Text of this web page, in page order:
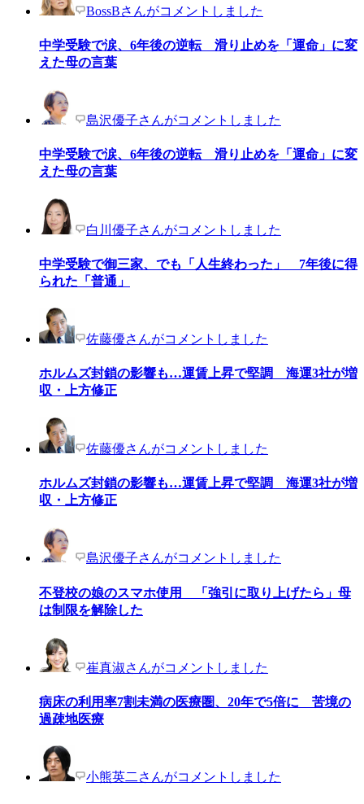
BossBさんがコメントしました
中学受験で涙、6年後の逆転 滑り止めを「運命」に変
えた母の言葉
島沢優子さんがコメントしました
中学受験で涙、6年後の逆転 滑り止めを「運命」に変
えた母の言葉
白川優子さんがコメントしました
中学受験で御三家、でも「人生終わった」 7年後に得
られた「普通」
佐藤優さんがコメントしました
ホルムズ封鎖の影響も…運賃上昇で堅調 海運3社が増
収・上方修正
佐藤優さんがコメントしました
ホルムズ封鎖の影響も…運賃上昇で堅調 海運3社が増
収・上方修正
島沢優子さんがコメントしました
不登校の娘のスマホ使用 「強引に取り上げたら」母
は制限を解除した
崔真淑さんがコメントしました
病床の利用率7割未満の医療圏、20年で5倍に 苦境の
過疎地医療
小熊英二さんがコメントしました